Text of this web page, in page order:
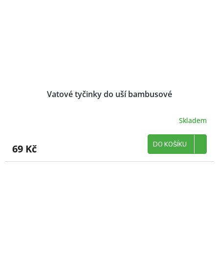
Vatové tyčinky do uší bambusové
Skladem
69 Kč DO KOŠÍKU